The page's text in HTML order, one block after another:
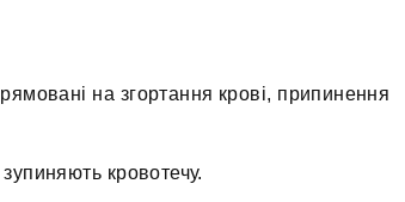
на згортання крові, припинення
кровотечу.